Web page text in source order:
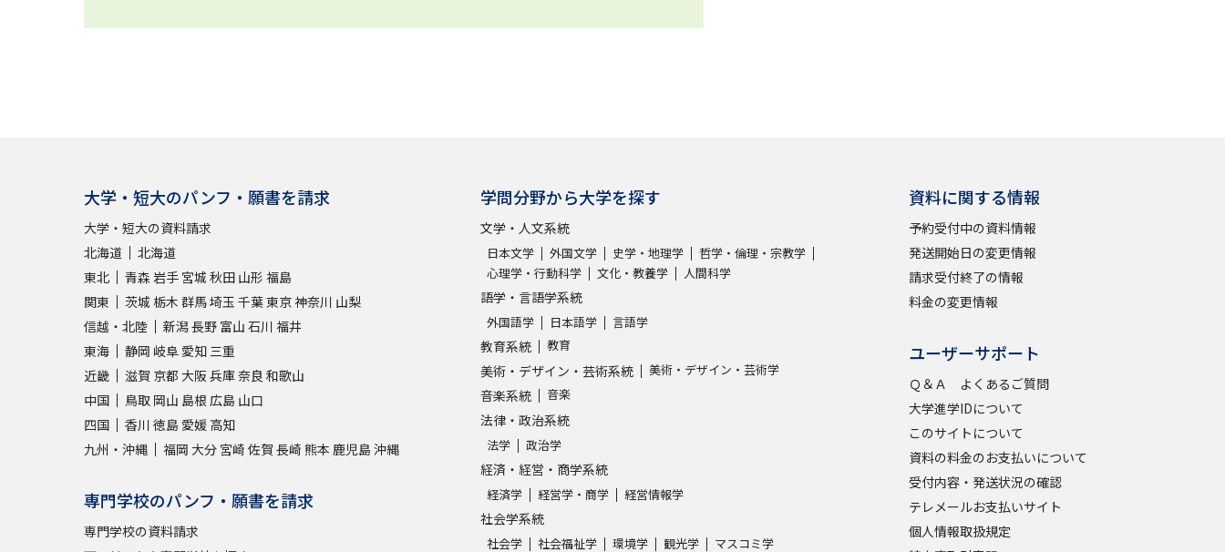
大学・短大のパンフ・願書を請求
大学・短大の資料請求
北海道
北海道
東北
青森 岩手 宮城 秋田 山形 福島
関東
茨城 栃木 群馬埼玉 千葉東京神奈川 山梨
信越・北陸
新潟長野 富山 石川 福井
東海
静岡 岐阜 愛知 三重
近畿
滋賀 京都 大阪兵庫奈良 和歌山
中国
鳥取 岡山 島根 広島 山口
四国
香川 徳島 愛媛 高知
九州・沖縄
福岡 大分 宮崎 佐賀 長崎 熊本 鹿児島沖縄
専門学校のパンフ・願書を請求
専門学校の資料請求
学問分野から大学を探す
文学・人文系統
日本文学 外国文学 史学・地理学
哲学・倫理・宗教学
心理学・行動科学
文化・教養学 人間科学
語学・言語学系統
外国語学 日本語学 言語学
教育系統 教育
美術・デザイン・芸術系統 美術・デザイン・芸術学
音楽系統 音楽
法律・政治系統
法学 政治学
経済・経営・商学系統
経済学 経営学・商学 経営情報学
社会学系統
社会学 社会福祉学 環境学 観光学 マスコミ学
資料に関する情報
予約受付中の資料情報
発送開始日の変更情報
請求受付終了の情報
料金の変更情報
ユーザーサポート
Ｑ＆Ａ よくあるご質問
大学進学IDについて
このサイトについて
資料の料金のお支払いについて
受付内容・発送状況の確認
テレメールお支払いサイト
個人情報取扱規定